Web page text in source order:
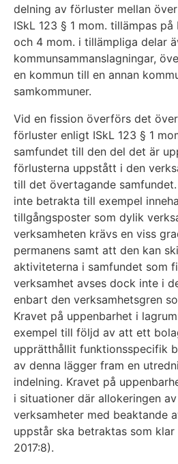
delning av förluster mellan
ISkL 123 § 1 mom. tillämpas
och 4 mom. i tillämpliga delar
kommunsammanslagningar,
en kommun till en annan
samkommuner.
Vid en fission överförs det
förluster enligt ISkL 123 § 1
samfundet till den del det är
förlusterna uppstått i den
till det övertagande
inte betrakta till exempel
tillgångsposter som dylik
verksamheten krävs en viss
permanens samt att den kan
aktiviteterna i samfundet som
verksamhet avses dock inte i
enbart den verksamhetsgren
Kravet på uppenbarhet i
exempel till följd av att ett
upprätthållit funktionsspecifik
av denna lägger fram en
indelning. Kravet på
i situationer där allokeringen
verksamheter med beaktande
uppstår ska betraktas som
2017:8).